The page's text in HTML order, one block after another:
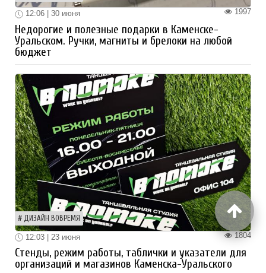
1997
12:06 | 30 июня
Недорогие и полезные подарки в Каменске-
Уральском. Ручки, магниты и брелоки на любой
бюджет
ДИЗАЙН ВОВРЕМЯ
1804
12:03 | 23 июня
Стенды, режим работы, таблички и указатели для
организаций и магазинов Каменска-Уральского